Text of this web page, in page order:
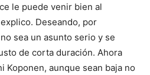
le puede venir bien al
Deseando, por
sea un asunto serio y se
de corta duración. Ahora
Koponen, aunque sean baja no